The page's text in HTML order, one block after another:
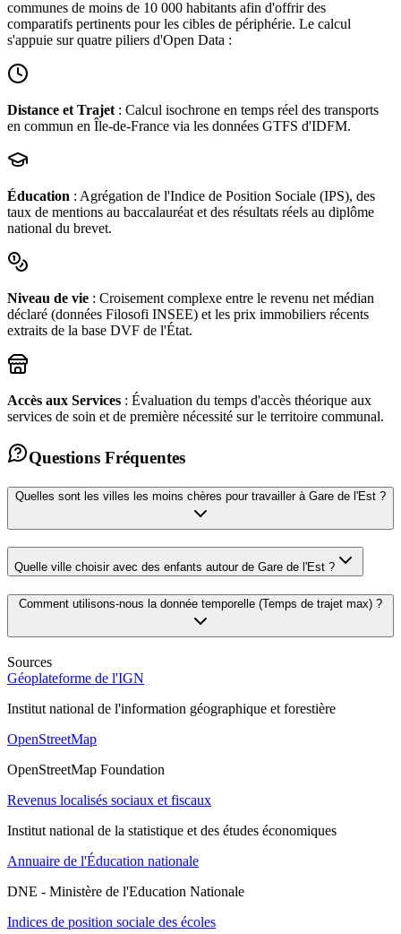
communes de moins de 10 000 habitants afin d'offrir des
comparatifs pertinents pour les cibles de périphérie. Le calcul
s'appuie sur quatre piliers d'Open Data :
Distance et Trajet : Calcul isochrone en temps réel des transports
en commun en Île-de-France via les données GTFS d'IDFM.
Éducation : Agrégation de l'Indice de Position Sociale (IPS), des
taux de mentions au baccalauréat et des résultats réels au diplôme
national du brevet.
Niveau de vie : Croisement complexe entre le revenu net médian
déclaré (données Filosofi INSEE) et les prix immobiliers récents
extraits de la base DVF de l'État.
Accès aux Services : Évaluation du temps d'accès théorique aux
services de soin et de première nécessité sur le territoire communal.
Questions Fréquentes
Quelles sont les villes les moins chères pour travailler à Gare de l'Est ?
Quelle ville choisir avec des enfants autour de Gare de l'Est ?
Comment utilisons-nous la donnée temporelle (Temps de trajet max) ?
Sources
Géoplateforme de l'IGN
Institut national de l'information géographique et forestière
OpenStreetMap
OpenStreetMap Foundation
Revenus localisés sociaux et fiscaux
Institut national de la statistique et des études économiques
Annuaire de l'Éducation nationale
DNE - Ministère de l'Education Nationale
Indices de position sociale des écoles